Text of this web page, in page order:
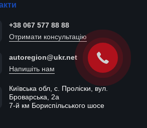
+38 067 577 88 88
Отримати консультацію
autoregion@ukr.net
Напишіть нам
Київська обл, с. Проліски, вул.
Броварська, 2а
7-й км Бориспільського шосе